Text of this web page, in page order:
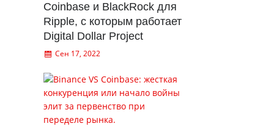
Coinbase и BlackRock для
Ripple, с которым работает
Digital Dollar Project
Сен 17, 2022